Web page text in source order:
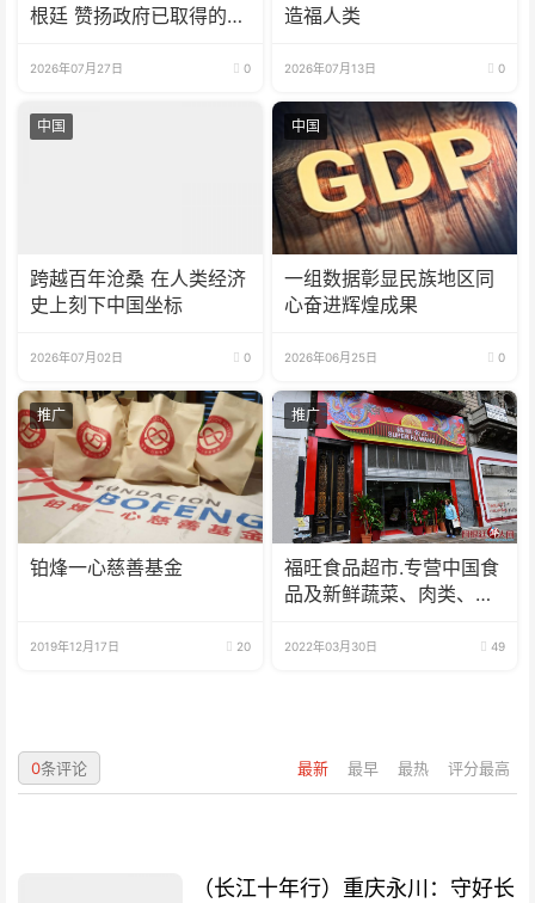
根廷 赞扬政府已取得的成
2026年07月27日 0
造福人类
2026年07月13日 0
中国
跨越百年沧桑 在人类经济
史上刻下中国坐标
2026年07月02日 0
中国
一组数据彰显民族地区同
心奋进辉煌成果
2026年06月25日 0
推广
铂烽一心慈善基金
2019年12月17日 20
推广
福旺食品超市.专营中国食
品及新鲜蔬菜、肉类、
2022年03月30日 49
最新 最早 最热 评分最高
0条评论
（长江十年行）重庆永川：守好长